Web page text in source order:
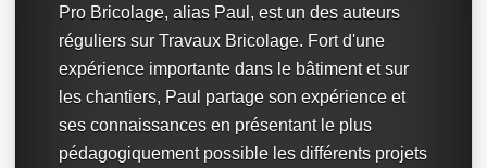
Pro Bricolage, alias Paul, est un des auteurs
réguliers sur Travaux Bricolage. Fort d'une
expérience importante dans le bâtiment et sur
les chantiers, Paul partage son expérience et
ses connaissances en présentant le plus
pédagogiquement possible les différents projets